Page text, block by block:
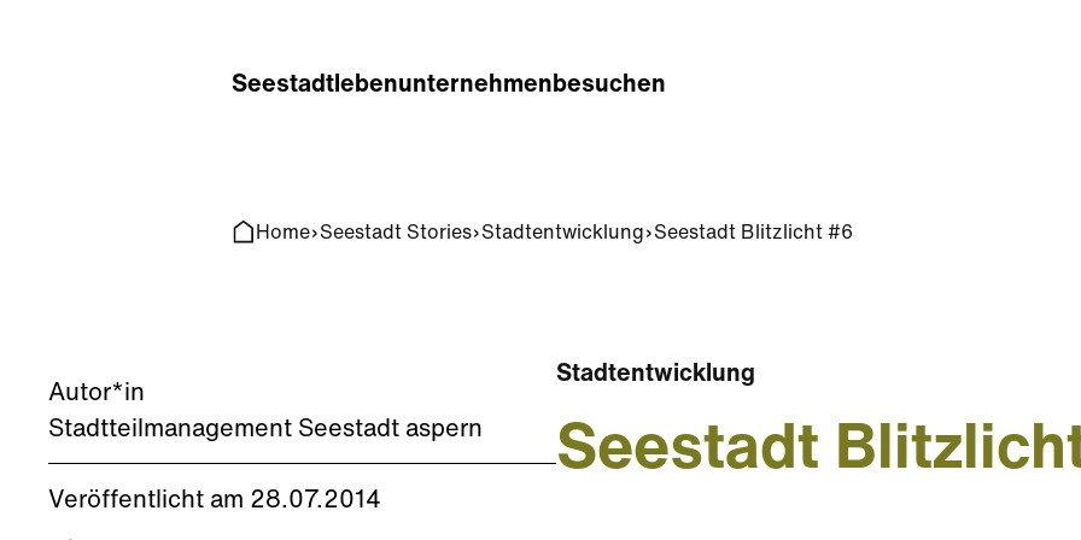
Seestadtlebenunternehmenbesuchen
Home Seestadt Stories Stadtentwicklung Seestadt Blitzlicht #6
Autor*in
Stadtteilmanagement Seestadt aspern
Veröffentlicht am 28.07.2014
Stadtentwicklung
Seestadt